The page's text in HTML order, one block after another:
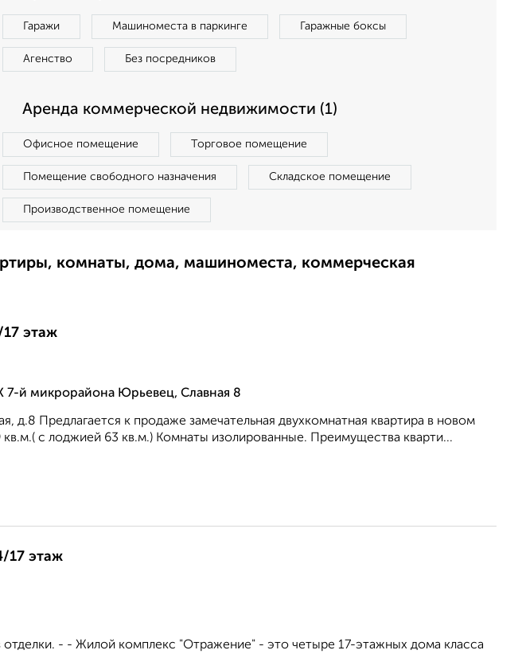
Гаражи Машиноместа в паркинге Гаражные боксы
Агенство Без посредников
Аренда коммерческой недвижимости (1)
Офисное помещение Торговое помещение
Помещение свободного назначения Складское помещение
Производственное помещение
комнаты, дома, машиноместа, коммерческая
17 этаж
й микрорайона Юрьевец, Славная 8
д.8 Предлагается к продаже замечательная двухкомнатная квартира в новом
с лоджией 63 кв.м.) Комнаты изолированные. Преимущества кварти...
17 этаж
отделки. - - Жилой комплекс "Отражение" - это четыре 17-этажных дома класса